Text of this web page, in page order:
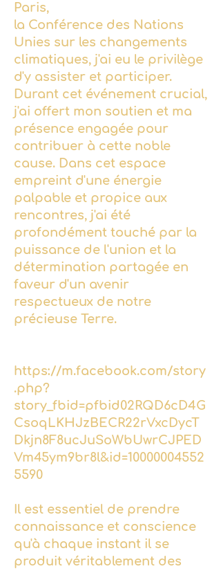
Paris,
la Conférence des Nations
Unies sur les changements
climatiques, j'ai eu le privilège
d'y assister et participer.
Durant cet événement crucial,
j'ai offert mon soutien et ma
présence engagée pour
contribuer à cette noble
cause. Dans cet espace
empreint d'une énergie
palpable et propice aux
rencontres, j'ai été
profondément touché par la
puissance de l'union et la
détermination partagée en
faveur d'un avenir
respectueux de notre
précieuse Terre.
https://m.facebook.com/story
.php?
story_fbid=pfbid02RQD6cD4G
CsoqLKHJzBECR22rVxcDycT
Dkjn8F8ucJuSoWbUwrCJPED
Vm45ym9br8l&id=10000004552
5590
Il est essentiel de prendre
connaissance et conscience
qu'à chaque instant il se
produit véritablement des